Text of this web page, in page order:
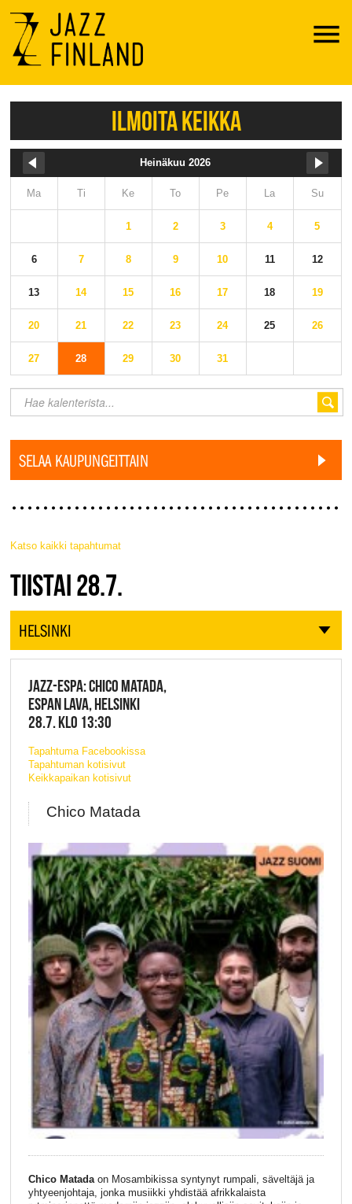
Menu
ILMOITA KEIKKA
Heinäkuu 2026
Ma Ti Ke To Pe La Su
1 2 3 4 5
6 7 8 9 10 11 12
13 14 15 16 17 18 19
20 21 22 23 24 25 26
27 28 29 30 31
SELAA KAUPUNGEITTAIN
Katso kaikki tapahtumat
JAZZ FINLAND LIVE
TIISTAI 28.7.
HELSINKI
JAZZ-ESPA: CHICO MATADA,
ESPAN LAVA, HELSINKI
28.7. KLO 13:30
Tapahtuma Facebookissa
Tapahtuman kotisivut
Keikkapaikan kotisivut
Chico Matada
Chico Matadaon Mosambikissa syntynyt rumpali, säveltäjä ja
yhtyeenjohtaja, jonka musiikki yhdistää afrikkalaista